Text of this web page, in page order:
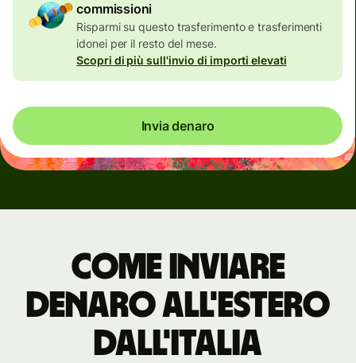
commissioni
Risparmi su questo trasferimento e trasferimenti
idonei per il resto del mese.
Scopri di più sull'invio di importi elevati
Invia denaro
Come inviare
denaro all'estero
dall'Italia